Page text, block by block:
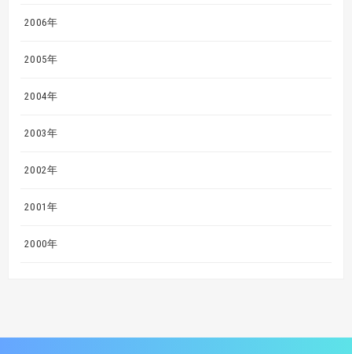
2006年
2005年
2004年
2003年
2002年
2001年
2000年